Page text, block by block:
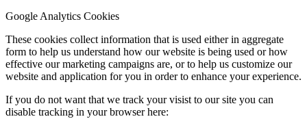
Google Analytics Cookies
These cookies collect information that is used either in aggregate
form to help us understand how our website is being used or how
effective our marketing campaigns are, or to help us customize our
website and application for you in order to enhance your experience.
If you do not want that we track your visist to our site you can
disable tracking in your browser here: